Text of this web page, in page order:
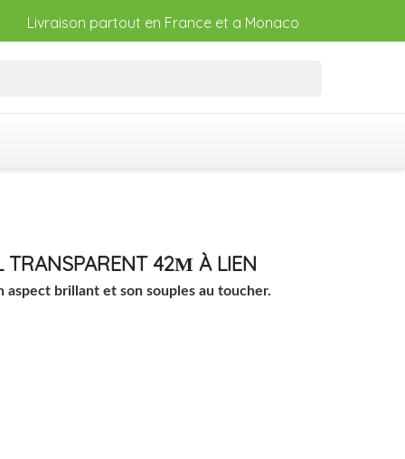
Livraison partout en France et a Monaco
TRANSPARENT 42Μ À LIEN
aspect brillant et son souples au toucher.